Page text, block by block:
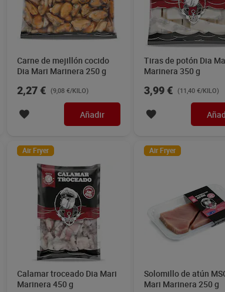
Carne de mejillón cocido
Dia Mari Marinera 250 g
2,27 € (9,08 €/KILO)
Añadir
Tiras de potón Dia
Marinera 350 g
3,99 € (11,40 €/KILO)
Air Fryer
Calamar troceado Dia Mari
Marinera 450 g
Air Fryer
Solomillo de atún
Mari Marinera 250 g